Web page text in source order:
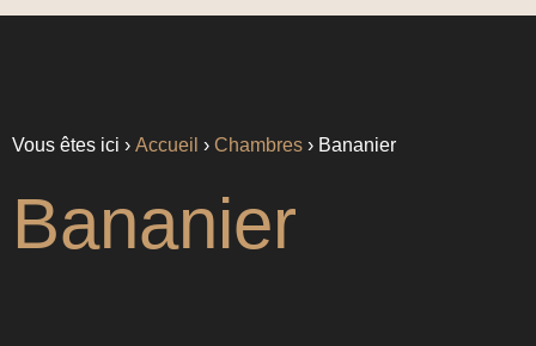
Vous êtes ici › Accueil › Chambres › Bananier
Bananier